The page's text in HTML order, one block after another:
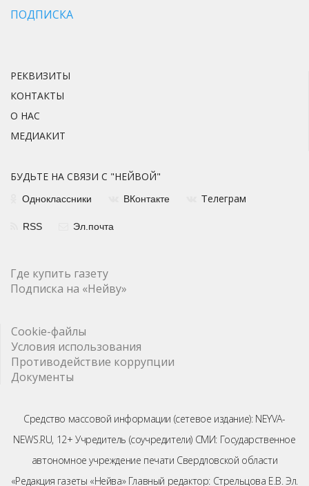
ПОДПИСКА
РЕКВИЗИТЫ
КОНТАКТЫ
О НАС
МЕДИАКИТ
БУДЬТЕ НА СВЯЗИ С "НЕЙВОЙ"
Одноклассники ВКонтакте Телеграм
RSS Эл.почта
Где купить газету
Подписка на «Нейву»
Cookie-файлы
Условия использования
Противодействие коррупции
Документы
Средство массовой информации (сетевое издание): NEYVA-
NEWS.RU, 12+ Учредитель (соучредители) СМИ: Государственное
автономное учреждение печати Свердловской области
«Редакция газеты «Нейва» Главный редактор: Стрельцова Е.В. Эл.